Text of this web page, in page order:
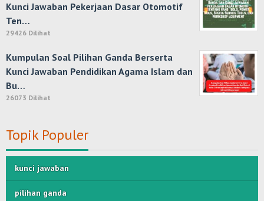
Kunci Jawaban Pekerjaan Dasar Otomotif
Ten…
29426 Dilihat
Kumpulan Soal Pilihan Ganda Berserta
Kunci Jawaban Pendidikan Agama Islam dan
Bu…
26073 Dilihat
Topik Populer
kunci jawaban
pilihan ganda